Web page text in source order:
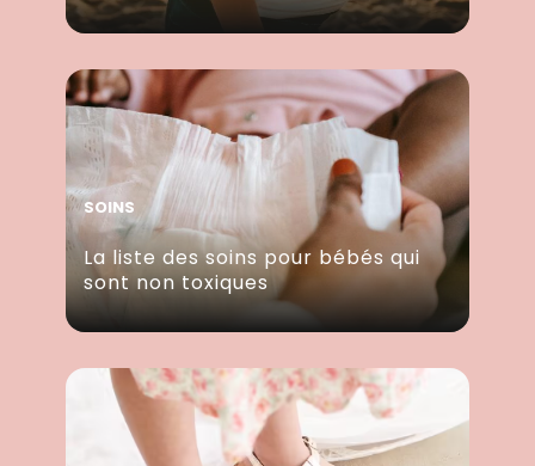
SOINS
La liste des soins pour bébés qui
sont non toxiques